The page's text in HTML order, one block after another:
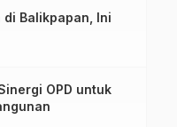
di Balikpapan, Ini
OPD untuk